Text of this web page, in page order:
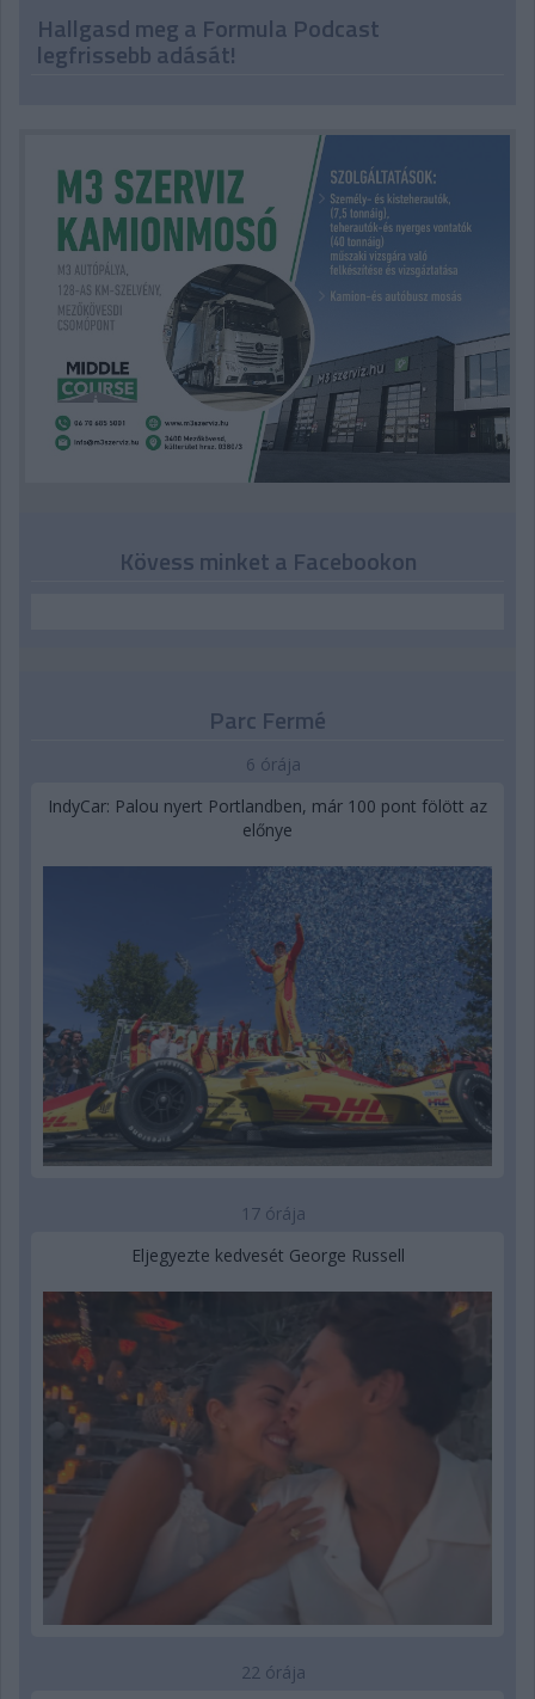
Hallgasd meg a Formula Podcast
legfrissebb adását!
Kövess minket a Facebookon
Parc Fermé
6 órája
IndyCar: Palou nyert Portlandben, már 100 pont fölött az
előnye
17 órája
Eljegyezte kedvesét George Russell
22 órája